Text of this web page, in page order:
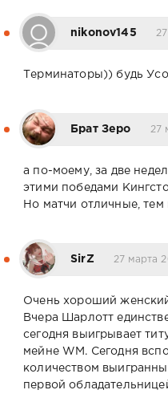
nikonov145
Терминаторы)) будь
Брат Зеро 27
а по-моему, за две
этими победами
Но матчи отличные, тем
SirZ 27 марта
Очень хороший
Вчера Шарлотт
сегодня выигрывает
мейне WM. Сегодня
количеством
первой